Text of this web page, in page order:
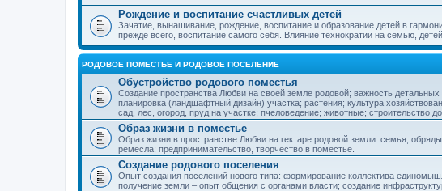
Рождение и воспитание счастливых детей
Зачатие, вынашивание, рождение, воспитание и образование детей в
прежде всего, воспитание самого себя. Влияние технократии на семью,
РОДОВОЕ ПОМЕСТЬЕ И РОДОВОЕ ПОСЕЛЕНИЕ
Обустройство родового поместья
Создание пространства Любви на своей земле родовой; важность
планировка (ландшафтный дизайн) участка; растения; культура
сад, лес, огород, пруд на участке; пчеловедение; животные; строительство
Образ жизни в поместье
Образ жизни в пространстве Любви на гектаре родовой земли: семья;
ремёсла; предпринимательство, творчество в поместье.
Создание родового поселения
Опыт создания поселений нового типа: формирование коллектива
получение земли – опыт общения с органами власти; создание